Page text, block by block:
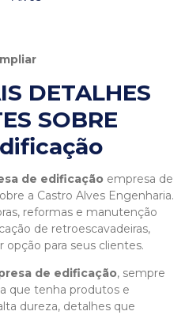
DETALHES
SOBRE
de edificação empresa de
a Castro Alves Engenharia.
reformas e manutenção
de retroescavadeiras,
para seus clientes.
de edificação, sempre
que tenha produtos e
dureza, detalhes que